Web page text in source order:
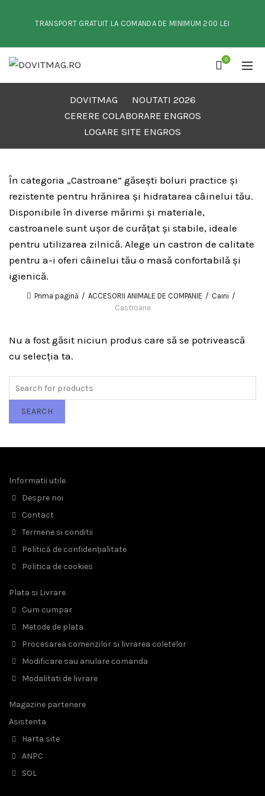
TRANSPORT GRATUIT LA COMANDA DE MINIMUM 200 LEI
0
DOVITMAG
NOUTATI 2026
CERERE COLABORARE ENGROS
LOGARE SITE ENGROS
În categoria „Castroane” găsești boluri practice și
rezistente pentru hrănirea și hidratarea câinelui tău.
Disponibile în diverse mărimi și materiale,
castroanele sunt ușor de curățat și stabile, ideale
pentru utilizarea zilnică. Alege un castron de calitate
pentru a-i oferi câinelui tău o masă confortabilă și
igienică.
Prima pagină ACCESORII ANIMALE DE COMPANIE
Caini
Castroane
Nu a fost găsit niciun produs care să se potrivească
cu selecția ta.
SEARCH
Informatii utile
Despre noi
Contact
Termene si conditii
Politică de confidențialitate
Politica de cookies
Plata si Livrare
Cum cumpar
Metode de plata
Procesarea comenzilor si livrarea coletelor
Modificare sau anulare comanda
Modalitati de livrare
Magazine partenere
Asistenta
Harta site
ANPC
SOL